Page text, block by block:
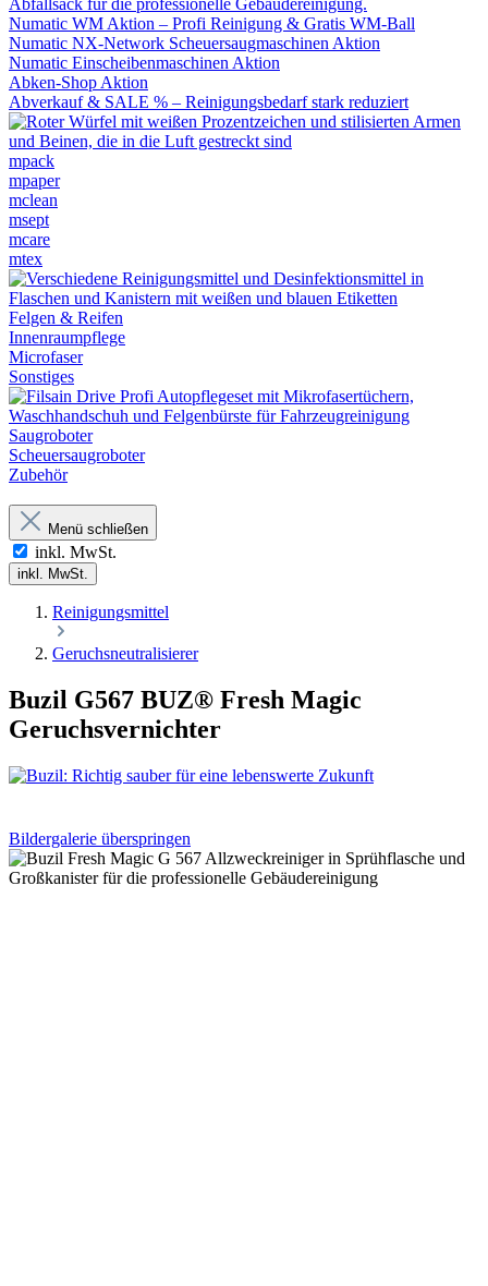
Numatic WM Aktion – Profi Reinigung & Gratis WM-Ball
Numatic NX-Network Scheuersaugmaschinen Aktion
Numatic Einscheibenmaschinen Aktion
Abken-Shop Aktion
Abverkauf & SALE % – Reinigungsbedarf stark reduziert
mpack
mpaper
mclean
msept
mcare
mtex
Felgen & Reifen
Innenraumpflege
Microfaser
Sonstiges
Saugroboter
Scheuersaugroboter
Zubehör
Menü schließen
inkl. MwSt.
inkl. MwSt.
Reinigungsmittel
Geruchsneutralisierer
Buzil G567 BUZ® Fresh Magic
Geruchsvernichter
Bildergalerie überspringen